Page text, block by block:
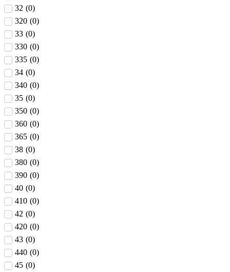
32 (0)
320 (0)
33 (0)
330 (0)
335 (0)
34 (0)
340 (0)
35 (0)
350 (0)
360 (0)
365 (0)
38 (0)
380 (0)
390 (0)
40 (0)
410 (0)
42 (0)
420 (0)
43 (0)
440 (0)
45 (0)